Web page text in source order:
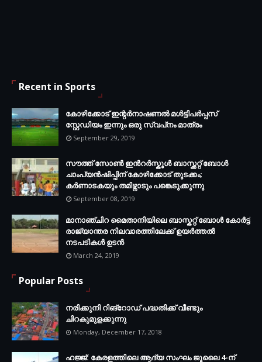
Recent in Sports
കോഴിക്കോട് ഇന്റര്‍നാഷണല്‍ മള്‍ട്ടിപര്‍പ്പസ്
സ്റ്റേഡിയം ഇന്നും ഒരു സ്വപ്‌നം മാത്രം
September 29, 2019
സൗത്ത് സോണ്‍ ഇന്‍റര്‍സ്കൂള്‍ ബാസ്ക്കറ്റ് ബോൾ
ചാംപ്യന്‍ഷിപ്പിന് കോഴിക്കോട് തുടക്കം;
കർണാടകയും തമിഴ്നാടും പങ്കെടുക്കുന്നു
September 08, 2019
മാനാഞ്ചിറ മൈതാനിയിലെ ബാസ്കറ്റ് ബോള്‍ കോര്‍ട്ട്
രാജ്യാന്തര നിലവാരത്തിലേക്ക് ഉയര്‍ത്തൽ
നടപടികള്‍ ഉടന്‍
March 24, 2019
Popular Posts
നരിക്കുനി റിങ്റോഡ് പദ്ധതിക്ക് വീണ്ടും
ചിറകുമുളക്കുന്നു
Monday, December 17, 2018
ഹജ്ജ്: കേരളത്തിലെ ആദ്യ സംഘം ജൂലൈ 4-ന്